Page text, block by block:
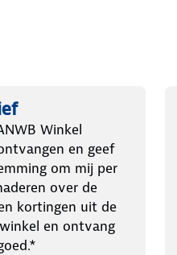
Winkel
en geef
om mij per
over de
kortingen uit de
en ontvang